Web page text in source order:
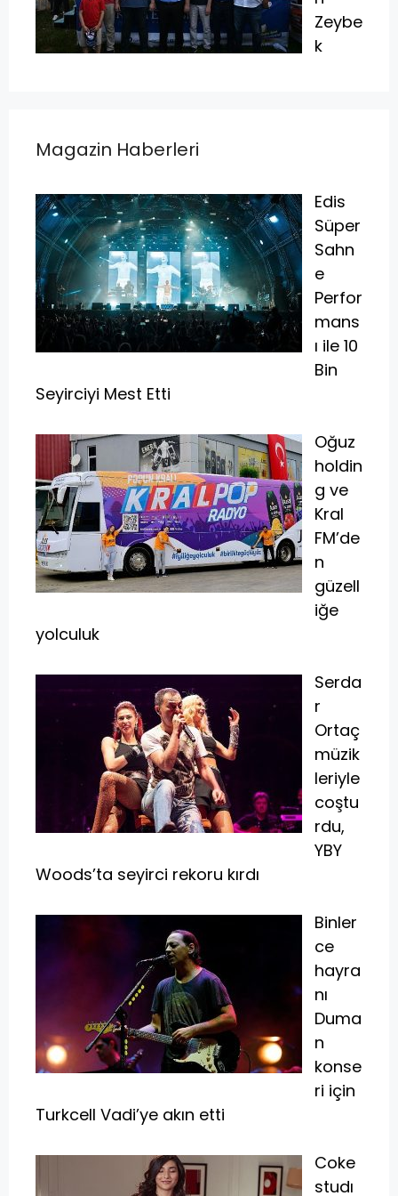
Zeybe
k
Magazin Haberleri
Edis
Süper
Sahn
e
Perfor
mans
ı ile 10
Bin
Seyirciyi Mest Etti
Oğuz
holdin
g ve
Kral
FM’de
n
güzell
iğe
yolculuk
Serda
r
Ortaç
müzik
leriyle
coştu
rdu,
YBY
Woods’ta seyirci rekoru kırdı
Binler
ce
hayra
nı
Duma
n
konse
ri için
Turkcell Vadi’ye akın etti
Coke
studı